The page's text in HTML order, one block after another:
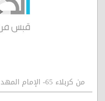
من كربلاء 65- الإمام المهدي والشعائر التمهيدية